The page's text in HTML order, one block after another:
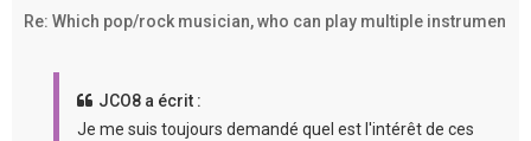
Re: Which pop/rock musician, who can play multiple instrumen
JCO8 a écrit :
Je me suis toujours demandé quel est l'intérêt de ces